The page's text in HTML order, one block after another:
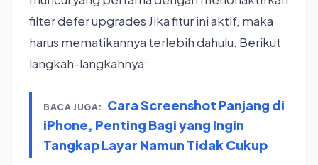
filter defer upgrades Jika fitur ini aktif, maka
harus mematikannya terlebih dahulu. Berikut
langkah-langkahnya:
BACA JUGA:
Cara Screenshot Panjang di
iPhone, Penting Bagi yang Ingin
Tangkap Layar Namun Tidak Cukup